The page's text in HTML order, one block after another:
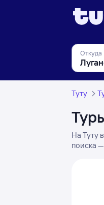
Откуда
Туту
На Туту
поиска